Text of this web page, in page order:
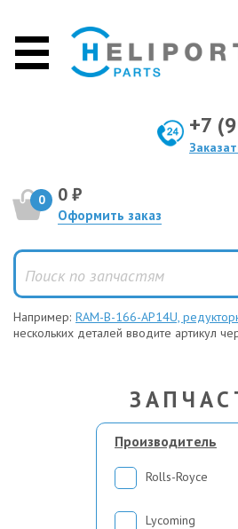
+7
0 0 ₽
Оформить заказ
Например: RAM-B-166-AP14U,
нескольких деталей вводите артикул
Производитель
Rolls-Royce
Lycoming